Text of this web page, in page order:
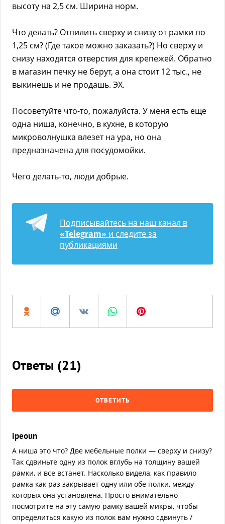
высоту на 2,5 см. Ширина норм.
Что делать? Отпилить сверху и снизу от рамки по
1,25 см? (Где такое можно заказать?) Но сверху и
снизу находятся отверстия для крепежей. Обратно
в магазин печку не берут, а она стоит 12 тыс., не
выкинешь и не продашь. ЭХ.
Посоветуйте что-то, пожалуйста. У меня есть еще
одна ниша, конечно, в кухне, в которую
микроволнушка влезет на ура, но она
предназначена для посудомойки.
Чего делать-то, люди добрые.
Подписывайтесь на наш канал в
«Telegram» и следите за
публикациями
Ответы (21)
ОТВЕТИТЬ
ipeoun
А ниша это что? Две мебельные полки — сверху и снизу?
Так сдвиньте одну из полок вглубь на толщину вашей
рамки, и все встанет. Насколько видела, как правило
рамка как раз закрывает одну или обе полки, между
которых она установлена. Просто внимательно
посмотрите на эту самую рамку вашей микры, чтобы
определиться какую из полок вам нужно сдвинуть /